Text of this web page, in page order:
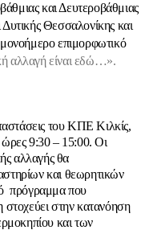
και Δευτεροβάθμιας
Θεσσαλονίκης και
επιμορφωτικό
αλλαγή είναι εδώ…».
του ΚΠΕ Κιλκίς,
9:30 – 15:00. Οι
αλλαγής θα
και θεωρητικών
πρόγραμμα που
στοχεύει στην κατανόηση
και των